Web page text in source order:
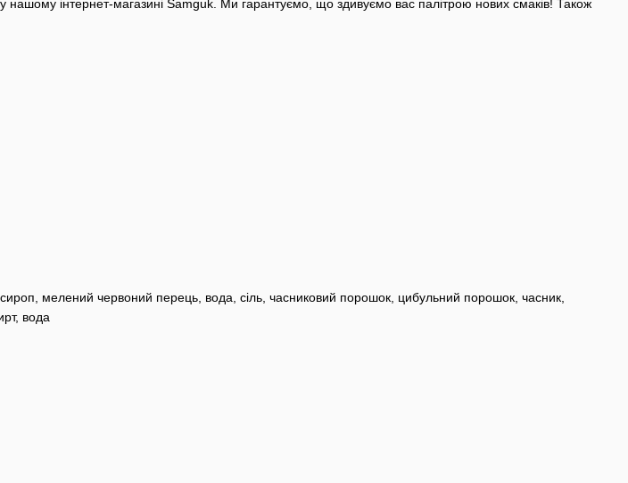
нашому інтернет-магазині Samguk. Ми гарантуємо, що здивуємо вас палітрою нових смаків! Також
мелений червоний перець, вода, сіль, часниковий порошок, цибульний порошок, часник,
вода